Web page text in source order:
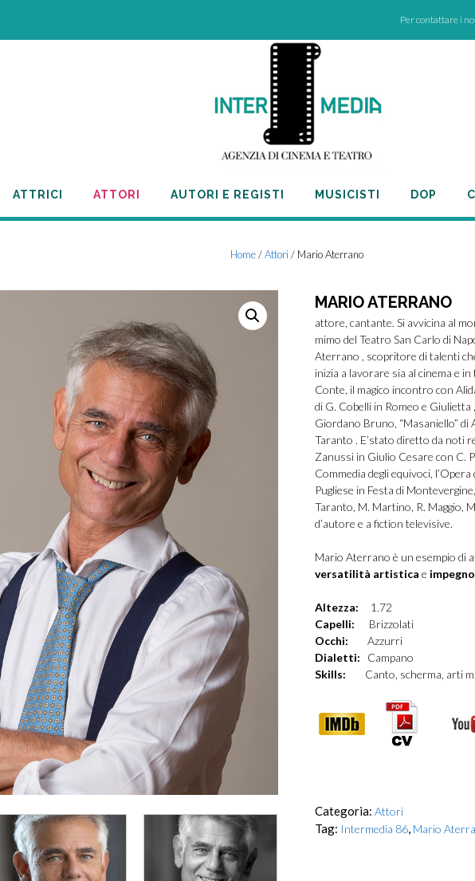
Per contattare i
ATTRICI ATTORI AUTORI E REGISTI MUSICISTI DOP
Home/Attori / Mario Aterrano
MARIO ATERRANO
attore, cantante. Si avvicina al
mimo del Teatro San Carlo di
Aterrano , scopritore di talenti
inizia a lavorare sia al cinema e
Conte, il magico incontro con
di G. Cobelli in Romeo e
Giordano Bruno, “Masaniello” di
Taranto . E’stato diretto da noti
Zanussi in Giulio Cesare con C.
Commedia degli equivoci,
Pugliese in Festa di
Taranto, M. Martino, R. Maggio,
d’autore e a fiction televisive.
Mario Aterrano è un esempio di
versatilità artistica e
Altezza: 1.72
Capelli: Brizzolati
Occhi: Azzurri
Dialetti: Campano
Skills: Canto, scherma, arti
Categoria: Attori
Tag: Intermedia 86, Mario